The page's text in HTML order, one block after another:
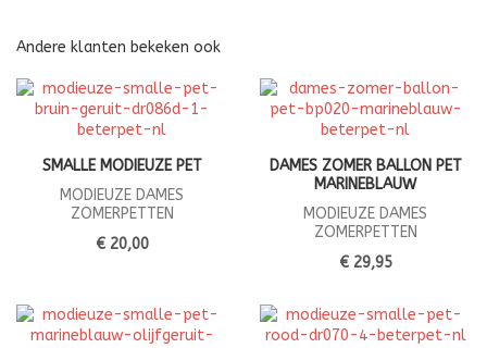
Andere klanten bekeken ook
SMALLE MODIEUZE PET
MODIEUZE DAMES
ZOMERPETTEN
€ 20,00
DAMES ZOMER BALLON PET
MARINEBLAUW
MODIEUZE DAMES
ZOMERPETTEN
€ 29,95